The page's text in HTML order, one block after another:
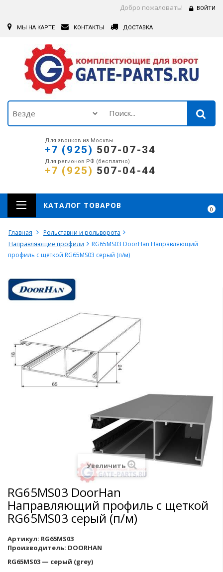
Добро пожаловать! ВОЙТИ
МЫ НА КАРТЕ КОНТАКТЫ ДОСТАВКА
Для звонков из Москвы
+7 (925) 507-07-34
Для регионов РФ (бесплатно)
+7 (925) 507-04-44
0
КАТАЛОГ ТОВАРОВ
Главная
Рольставни и рольворота
Направляющие профили
RG65MS03 DoorHan Направляющий
профиль с щеткой RG65MS03 серый (п/м)
Увеличить
RG65MS03 DoorHan
Направляющий профиль с щеткой
RG65MS03 серый (п/м)
Артикул: RG65MS03
Производитель: DOORHAN
RG65МS03 — серый (grey)